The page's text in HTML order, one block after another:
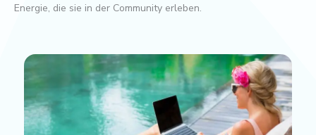
Energie, die sie in der Community erleben.